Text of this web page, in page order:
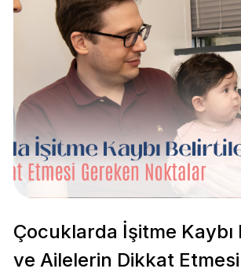
Çocuklarda İşitme Kaybı
ve Ailelerin Dikkat